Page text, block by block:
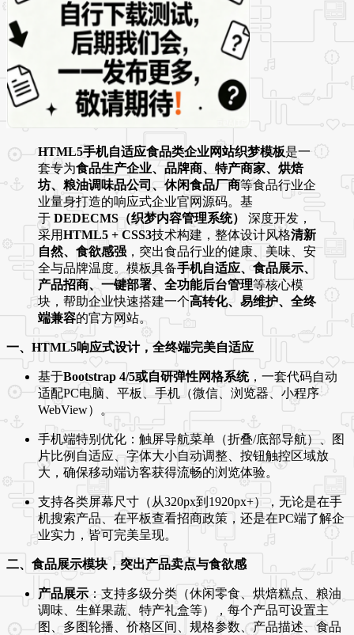
HTML5手机自适应食品类企业网站织梦模板是一
套专为食品生产企业、品牌商、特产商家、烘焙
坊、粮油调味品公司、休闲食品厂商等食品行业企
业量身打造的响应式企业官网源码。基
于 DEDECMS（织梦内容管理系统）
深度开发，
采用HTML5 + CSS3技术构建，整体设计风格清新
自然、食欲感强 ，突出食品行业的健康、美味、安
全与品牌温度。模板具备手机自适应、食品展示、
产品招商、一键部署、全功能后台管理等核心模
块，帮助企业快速搭建一个高转化、易维护、全终
端兼容的官方网站。
一、HTML5响应式设计，全终端完美自适应
基于Bootstrap 4/5或自研弹性网格系统，一套代码自动
适配PC电脑、平板、手机（微信、浏览器、小程序
WebView）。
手机端特别优化：触屏导航菜单（折叠/底部导航）、图
片比例自适应、字体大小自动调整、按钮触控区域放
大，确保移动端访客获得流畅的浏览体验。
支持各类屏幕尺寸（从320px到1920px+），无论是在手
机搜索产品、在平板查看招商政策，还是在PC端了解企
业实力，皆可完美呈现。
二、食品展示模块，突出产品卖点与食欲感
产品展示 ：支持多级分类（休闲零食、烘焙糕点、粮油
调味、生鲜果蔬、特产礼盒等），每个产品可设置主
图、多图轮播、价格区间、规格参数、产品描述、食品